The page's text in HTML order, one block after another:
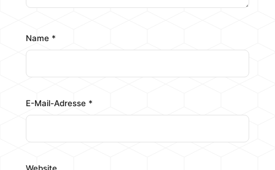
Name *
E-Mail-Adresse *
Website